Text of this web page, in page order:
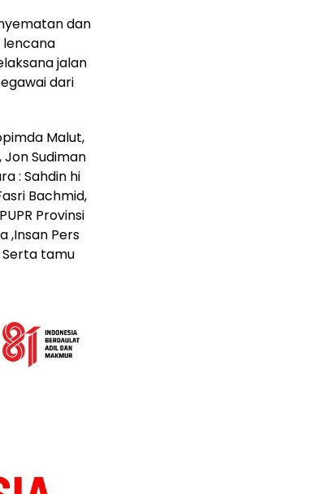
dan
lencana
jalan
dari
Malut,
Jon Sudiman
: Sahdin hi
Bachmid,
Provinsi
,Insan Pers
Serta tamu